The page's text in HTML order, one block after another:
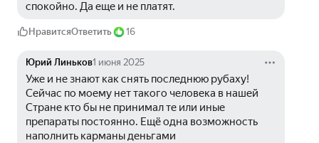
спокойно. Да еще и не платят.
НравитсяОтветить 16
Юрий Линьков1 июня 2025
Уже и не знают как снять последнюю рубаху!
Сейчас по моему нет такого человека в нашей
Стране кто бы не принимал те или иные
препараты постоянно. Ещё одна возможность
наполнить карманы деньгами